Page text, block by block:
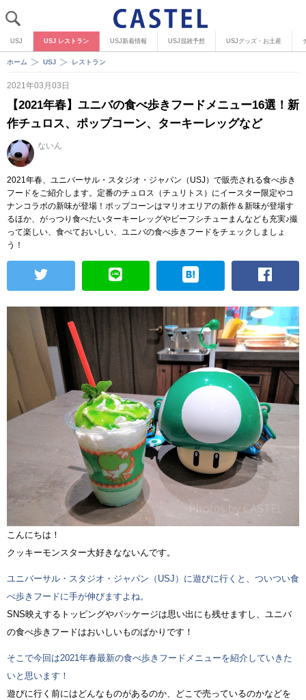
USJ USJ レストラン USJ新着情報 USJ混雑予想 USJグッズ・お土産
ホーム USJ レストラン
2021年03月03日
【2021年春】ユニバの食べ歩きフードメニュー16選！新
作チュロス、ポップコーン、ターキーレッグなど
ないん
2021年春、ユニバーサル・スタジオ・ジャパン（USJ）で販売される食べ歩き
フードをご紹介します。定番のチュロス（チュリトス）にイースター限定やコ
ナンコラボの新味が登場！ポップコーンはマリオエリアの新作＆新味が登場す
るほか、がっつり食べたいターキーレッグやビーフシチューまんなども充実♪撮
って楽しい、食べておいしい、ユニバの食べ歩きフードをチェックしましょ
う！
こんにちは！
クッキーモンスター大好きなないんです。
ユニバーサル・スタジオ・ジャパン（USJ）に遊びに行くと、ついつい食
べ歩きフードに手が伸びますよね。
SNS映えするトッピングやパッケージは思い出にも残せますし、ユニバ
の食べ歩きフードはおいしいものばかりです！
そこで今回は2021年春最新の食べ歩きフードメニューを紹介していきた
いと思います！
遊びに行く前にはどんなものがあるのか、どこで売っているのかなどを